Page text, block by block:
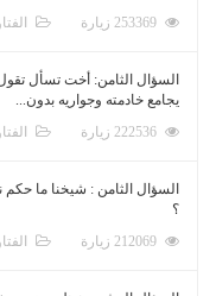
السؤال الثامن: أخت تسأل
يجامع خادمته وجواريه بدون...
السؤال الثامن : شيخنا ما
؟